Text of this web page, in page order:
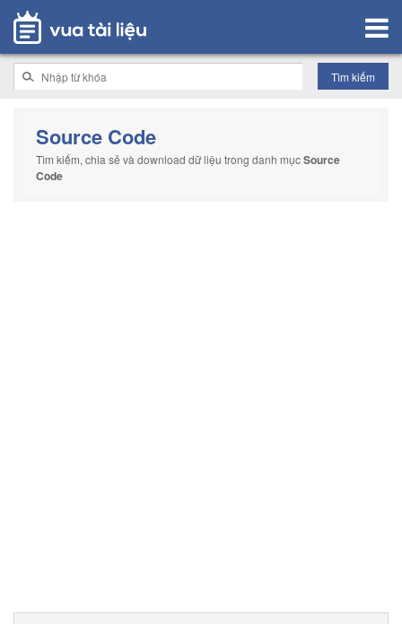
Source Code
Tìm kiếm, chia sẻ và download dữ liệu trong danh mụcSource
Code